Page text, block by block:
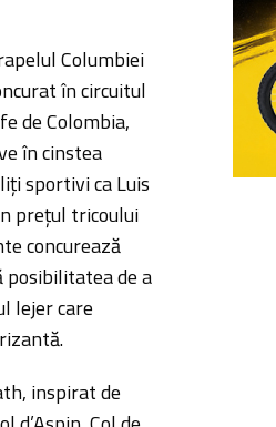
Columbiei
în circuitul
de Colombia,
în cinstea
sportivi ca Luis
prețul tricoului
concurează
posibilitatea de a
lejer care
inspirat de